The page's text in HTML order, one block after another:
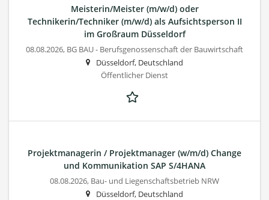
Meisterin/Meister (m/w/d) oder
Technikerin/Techniker (m/w/d) als Aufsichtsperson II
im Großraum Düsseldorf
08.08.2026, BG BAU - Berufsgenossenschaft der Bauwirtschaft
Düsseldorf, Deutschland
Öffentlicher Dienst
Projektmanagerin / Projektmanager (w/m/d) Change
und Kommunikation SAP S/4HANA
08.08.2026, Bau- und Liegenschaftsbetrieb NRW
Düsseldorf, Deutschland